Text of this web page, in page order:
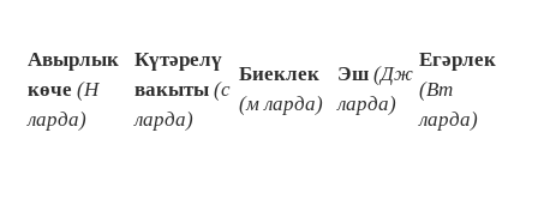
Авырлык
көче (Н
ларда)
Күтәрелү
вакыты (с
ларда)
Биеклек
(м ларда)
Эш (Дж
ларда)
Егәрлек
(Вт
ларда)